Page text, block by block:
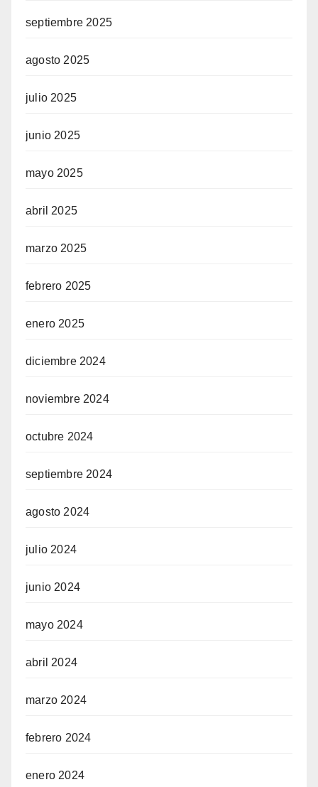
septiembre 2025
agosto 2025
julio 2025
junio 2025
mayo 2025
abril 2025
marzo 2025
febrero 2025
enero 2025
diciembre 2024
noviembre 2024
octubre 2024
septiembre 2024
agosto 2024
julio 2024
junio 2024
mayo 2024
abril 2024
marzo 2024
febrero 2024
enero 2024